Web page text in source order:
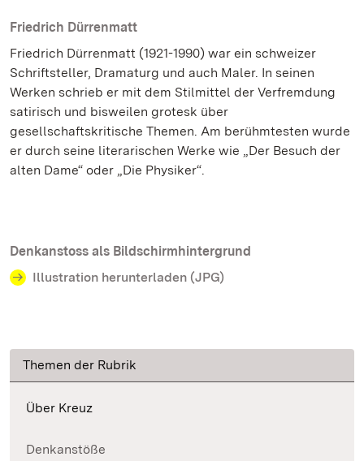
Friedrich Dürrenmatt
Friedrich Dürrenmatt (1921-1990) war ein schweizer
Schriftsteller, Dramaturg und auch Maler. In seinen
Werken schrieb er mit dem Stilmittel der Verfremdung
satirisch und bisweilen grotesk über
gesellschaftskritische Themen. Am berühmtesten wurde
er durch seine literarischen Werke wie „Der Besuch der
alten Dame“ oder „Die Physiker“.
Denkanstoss als Bildschirmhintergrund
Illustration herunterladen (JPG)
Themen der Rubrik
Über Kreuz
Denkanstöße